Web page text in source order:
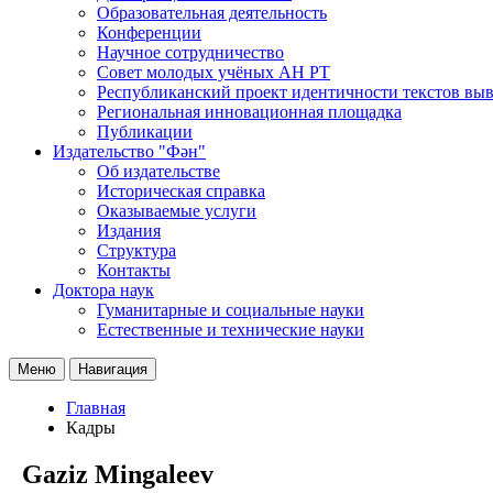
Образовательная деятельность
Конференции
Научное сотрудничество
Совет молодых учёных АН РТ
Республиканский проект идентичности текстов
Региональная инновационная площадка
Публикации
Издательство "Фән"
Об издательстве
Историческая справка
Оказываемые услуги
Издания
Структура
Контакты
Доктора наук
Гуманитарные и социальные науки
Естественные и технические науки
Меню Навигация
Главная
Кадры
Gaziz Mingaleev